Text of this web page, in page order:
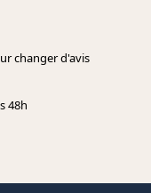
changer d'avis
48h